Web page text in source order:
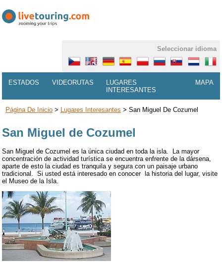
Seleccionar idioma
ESTADOS VIDEORUTAS
LUGARES
INTERESANTES
MAPA
Página De Inicio> Lugares Interesantes > San Miguel De Cozumel
San Miguel de Cozumel
San Miguel de Cozumel es la única ciudad en toda la isla. La mayor
concentración de actividad turística se encuentra enfrente de la dársena,
aparte de esto la ciudad es tranquila y segura con un paisaje urbano
tradicional. Si usted está interesado en conocer la historia del lugar, visite
el Museo de la Isla.